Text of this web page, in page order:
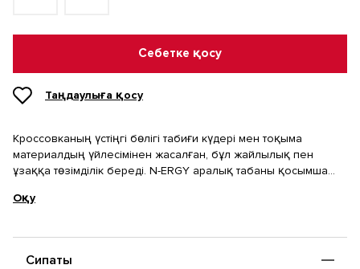
Себетке қосу
Таңдаулыға қосу
Кроссовканың үстіңгі бөлігі табиғи күдері мен тоқыма
материалдың үйлесімінен жасалған, бұл жайлылық пен
ұзаққа төзімділік береді. N-ERGY аралық табаны қосымша
табан күмбезі аймағын күшейтіп, жақсы тұрақтандыру береді.
тамаша іліністі қамтамасыз етеді. Бұл кроссовкалар күнделікті
Оқу
Сипаты